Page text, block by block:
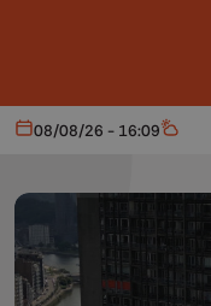
Aujourd'hui
08/08/26 - 16:09 Météo